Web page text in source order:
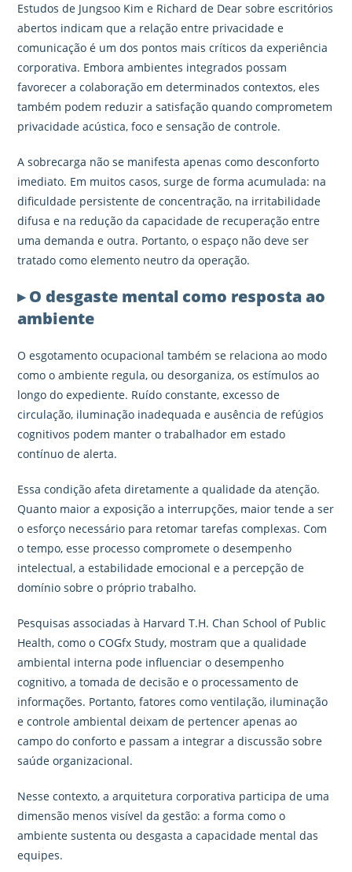
Estudos de Jungsoo Kim e Richard de Dear sobre escritórios
abertos indicam que a relação entre privacidade e
comunicação é um dos pontos mais críticos da experiência
corporativa. Embora ambientes integrados possam
favorecer a colaboração em determinados contextos, eles
também podem reduzir a satisfação quando comprometem
privacidade acústica, foco e sensação de controle.
A sobrecarga não se manifesta apenas como desconforto
imediato. Em muitos casos, surge de forma acumulada: na
dificuldade persistente de concentração, na irritabilidade
difusa e na redução da capacidade de recuperação entre
uma demanda e outra. Portanto, o espaço não deve ser
tratado como elemento neutro da operação.
▸ O desgaste mental como resposta ao
ambiente
O esgotamento ocupacional também se relaciona ao modo
como o ambiente regula, ou desorganiza, os estímulos ao
longo do expediente. Ruído constante, excesso de
circulação, iluminação inadequada e ausência de refúgios
cognitivos podem manter o trabalhador em estado
contínuo de alerta.
Essa condição afeta diretamente a qualidade da atenção.
Quanto maior a exposição a interrupções, maior tende a ser
o esforço necessário para retomar tarefas complexas. Com
o tempo, esse processo compromete o desempenho
intelectual, a estabilidade emocional e a percepção de
domínio sobre o próprio trabalho.
Pesquisas associadas à Harvard T.H. Chan School of Public
Health, como o COGfx Study, mostram que a qualidade
ambiental interna pode influenciar o desempenho
cognitivo, a tomada de decisão e o processamento de
informações. Portanto, fatores como ventilação, iluminação
e controle ambiental deixam de pertencer apenas ao
campo do conforto e passam a integrar a discussão sobre
saúde organizacional.
Nesse contexto, a arquitetura corporativa participa de uma
dimensão menos visível da gestão: a forma como o
ambiente sustenta ou desgasta a capacidade mental das
equipes.